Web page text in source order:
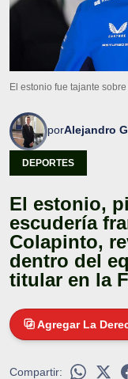
El estonio fue tajante
porAlejandro
DEPORTES
El estonio,
escudería
Colapinto,
dentro del
titular en la
Agregar La
Compartir: